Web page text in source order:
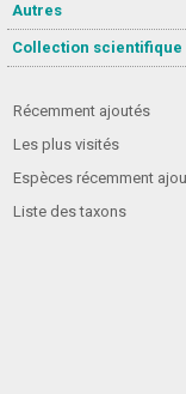
Autres
Récemment ajoutés
Les plus visités
Espèces récemment
Liste des taxons